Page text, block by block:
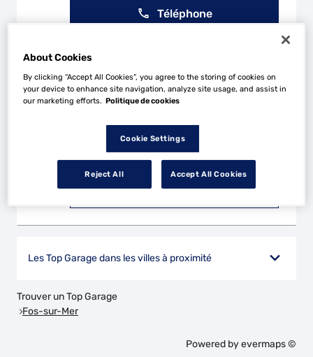
Téléphone
3 GENERATION RACING AUTO
13740 LE ROVE
Fermé aujourd'hui
Les Top Garage dans les villes à proximité
Trouver un Top Garage
Fos-sur-Mer
Powered byevermaps ©
About Cookies
By clicking “Accept All Cookies”, you agree to the storing of cookies on
your device to enhance site navigation, analyze site usage, and assist in
our marketing efforts. Politique de cookies
Cookie Settings
Reject All Accept All Cookies